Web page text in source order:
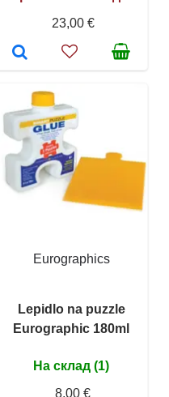
23,00 €
Eurographics
Lepidlo na puzzle
Eurographic 180ml
На склад (1)
8,00 €